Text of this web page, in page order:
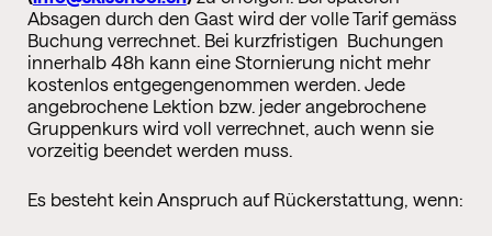
Absagen durch den Gast wird der volle Tarif gemäss
Buchung verrechnet. Bei kurzfristigen Buchungen
innerhalb 48h kann eine Stornierung nicht mehr
kostenlos entgegengenommen werden. Jede
angebrochene Lektion bzw. jeder angebrochene
Gruppenkurs wird voll verrechnet, auch wenn sie
vorzeitig beendet werden muss.
Es besteht kein Anspruch auf Rückerstattung, wenn: